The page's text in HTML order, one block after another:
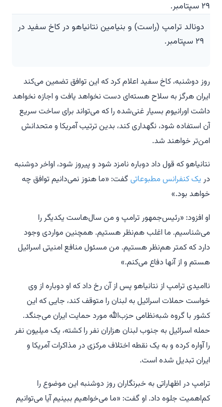
دونالد ترامپ (راست) و بنیامین نتانیاهو در کاخ سفید در
۲۹ سپتامبر.
روز دوشنبه، کاخ سفید اعلام کرد که این توافق تضمین می‌کند
ایران هرگز به سلاح هسته‌ای دست نخواهد یافت و اجازه نخواهد
داشت اورانیوم بسیار غنی‌شده را که می‌تواند برای ساخت سریع
آن استفاده شود، نگهداری کند، بدین ترتیب آمریکا و متحدانش
امن‌تر خواهند شد.
نتانیاهو که قول داد دوباره نامزد شود و پیروز شود، اواخر دوشنبه
در یک کنفرانس مطبوعاتی گفت: «ما هنوز نمی‌دانیم توافق چه
خواهد بود.»
او افزود: «رئیس‌جمهور ترامپ و من سال‌هاست یکدیگر را
می‌شناسیم. ما اغلب هم‌نظر هستیم. همچنین مواردی وجود
دارد که کمتر هم‌نظر هستیم. من مسئول منافع امنیتی اسرائیل
هستم و از آنها دفاع می‌کنم.»
ناامیدی ترامپ از نتانیاهو پس از آن رخ داد که او دوباره از وی
خواست حملات اسرائیل به لبنان را متوقف کند، جایی که این
کشور با گروه شبه‌نظامی حزب‌الله مورد حمایت ایران می‌جنگد.
حمله اسرائیل به جنوب لبنان هزاران نفر را کشته، یک میلیون نفر
را آواره کرده و به یک نقطه اختلاف مرکزی در مذاکرات آمریکا و
ایران تبدیل شده است.
ترامپ در اظهاراتی به خبرنگاران روز دوشنبه این موضوع را
کم‌اهمیت جلوه داد. او گفت: «ما می‌خواهیم ببینیم آیا می‌توانیم